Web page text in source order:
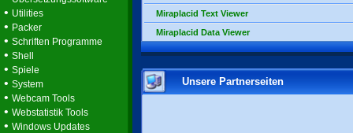
• Utilities
• Packer
• Schriften Programme
• Shell
• Spiele
• System
• Webcam Tools
• Webstatistik Tools
• Windows Updates
Miraplacid Text Viewer
Miraplacid Data Viewer
Unsere Partnerseiten